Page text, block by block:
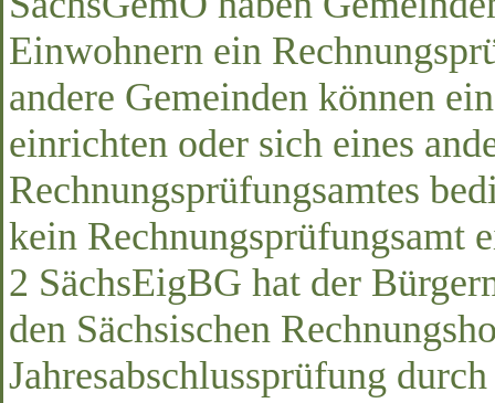
Einwohnern ein
andere Gemeinden können
einrichten oder sich eines
Rechnungsprüfungsamtes
kein Rechnungsprüfungsamt
2 SächsEigBG hat der
den Sächsischen
Jahresabschlussprüfung